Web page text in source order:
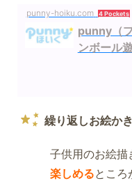
punny-hoiku.com 4 Pockets
punny（
ンボール
繰り返しお絵か
子供用のお絵描
楽しめるところ